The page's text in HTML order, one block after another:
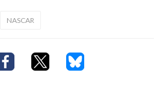
NASCAR